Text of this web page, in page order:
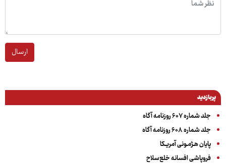
ارسال
پربازدید
جلد شماره ۶۰۷ روزنامه آگاه
جلد شماره ۶۰۸ روزنامه آگاه
پایان هـژمـونی آمریـکا
فروپاشی افسانه خلع‌سلاح